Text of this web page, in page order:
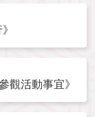
觀活動事宜》